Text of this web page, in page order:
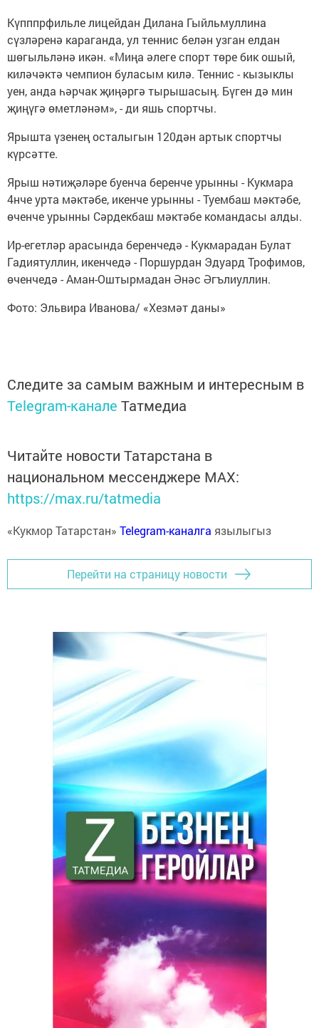
Күпппрфильле лицейдан Дилана Гыйльмуллина
сүзләренә караганда, ул теннис белән узган елдан
шөгыльләнә икән. «Миңа әлеге спорт төре бик ошый,
киләчәктә чемпион буласым килә. Теннис - кызыклы
уен, анда һәрчак җиңәргә тырышасың. Бүген дә мин
җиңүгә өметләнәм», - ди яшь спортчы.
Ярышта үзенең осталыгын 120дән артык спортчы
күрсәтте.
Ярыш нәтиҗәләре буенча беренче урынны - Кукмара
4нче урта мәктәбе, икенче урынны - Туембаш мәктәбе,
өченче урынны Сәрдекбаш мәктәбе командасы алды.
Ир-егетләр арасында беренчедә - Кукмарадан Булат
Гадиятуллин, икенчедә - Поршурдан Эдуард Трофимов,
өченчедә - Аман-Оштырмадан Әнәс Әгълиуллин.
Фото: Эльвира Иванова/ «Хезмәт даны»
Следите за самым важным и интересным в
Telegram-канале Татмедиа
Читайте новости Татарстана в
национальном мессенджере MАХ:
https://max.ru/tatmedia
«Кукмор Татарстан» Telegram-каналга язылыгыз
Перейти на страницу новости